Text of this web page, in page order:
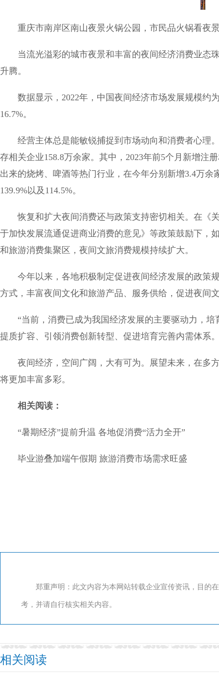
重庆市南岸区南山夜景火锅公园，市民品火锅看夜
当流光溢彩的城市夜景和丰富的夜间经济消费业态
升腾。
数据显示，2022年，中国夜间经济市场发展规模约
16.7%。
经营主体总是能敏锐捕捉到市场动向和消费者心理
存相关企业158.8万余家。其中，2023年前5个月新增注
出来的烧烤、啤酒等热门行业，在今年分别新增3.4万
139.9%以及114.5%。
恢复和扩大夜间消费还与政策支持密切相关。在《
于加快发展流通促进商业消费的意见》等政策鼓励下，
和旅游消费集聚区，夜间文旅消费规模持续扩大。
今年以来，各地积极制定促进夜间经济发展的政策
方式，丰富夜间文化和旅游产品、服务供给，促进夜间
“当前，消费已成为我国经济发展的主要驱动力，
提质扩容、引领消费创新转型、促进培育完善内需体系
夜间经济，空间广阔，大有可为。展望未来，在多
将更加丰富多彩。
相关阅读：
“暑期经济”提前升温 各地促消费“活力全开”
毕业游叠加端午假期 旅游消费市场需求旺盛
郑重声明：此文内容为本网站转载企业宣传资讯，目的
考，并请自行核实相关内容。
相关阅读